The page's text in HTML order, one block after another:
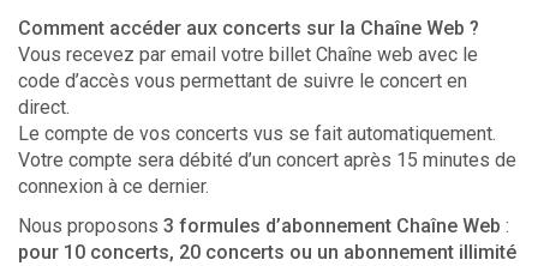
Comment accéder aux concerts sur la Chaîne Web ?
Vous recevez par email votre billet Chaîne web avec le
code d’accès vous permettant de suivre le concert en
direct.
Le compte de vos concerts vus se fait automatiquement.
Votre compte sera débité d’un concert après 15 minutes de
connexion à ce dernier.
Nous proposons 3 formules d’abonnement Chaîne Web :
pour 10 concerts, 20 concerts ou un abonnement illimité